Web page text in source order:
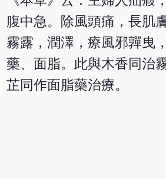
腹中急。除風頭痛，長肌
霧露，潤澤，療風邪嚲曳
藥、面脂。此與木香同治
芷同作面脂藥治療。